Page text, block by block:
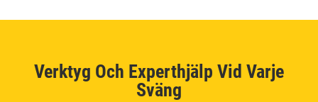
Verktyg Och Experthjälp Vid Varje
Sväng